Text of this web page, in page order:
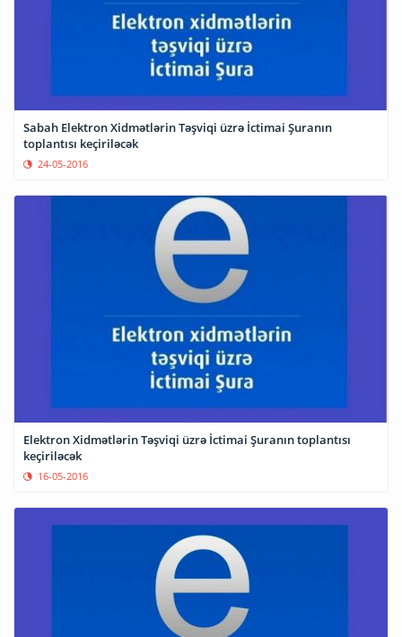
Sabah Elektron Xidmətlərin Təşviqi üzrə İctimai Şuranın
toplantısı keçiriləcək
24-05-2016
Elektron Xidmətlərin Təşviqi üzrə İctimai Şuranın toplantısı
keçiriləcək
16-05-2016